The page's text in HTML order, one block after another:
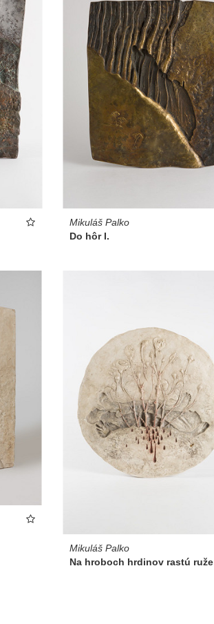
Mikuláš Palko
Do hôr I.
Mikuláš Palko
Na hroboch hrdinov rastú ruže